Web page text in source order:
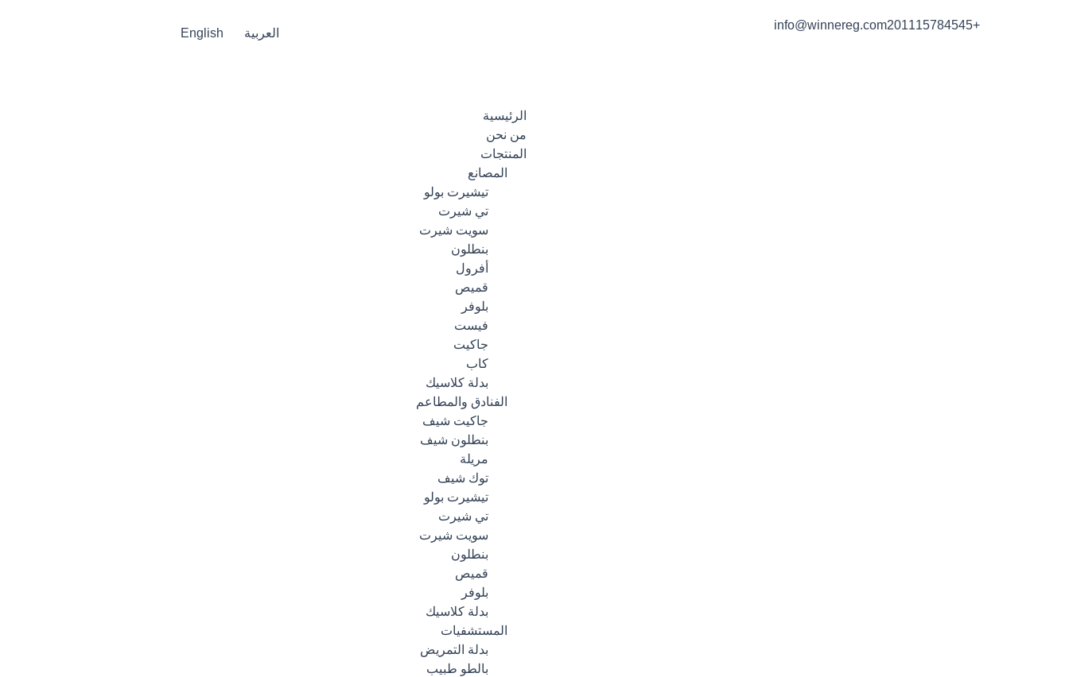
+201115784545
info@winnereg.com
العربية English
الرئيسية
من نحن
المنتجات
المصانع
تيشيرت بولو
تي شيرت
سويت شيرت
بنطلون
أفرول
قميص
بلوفر
فيست
جاكيت
كاب
بدلة كلاسيك
الفنادق والمطاعم
جاكيت شيف
بنطلون شيف
مريلة
توك شيف
تيشيرت بولو
تي شيرت
سويت شيرت
بنطلون
قميص
بلوفر
بدلة كلاسيك
المستشفيات
بدلة التمريض
بالطو طبيب
Menu